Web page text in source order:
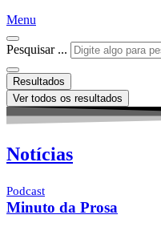
Menu
Pesquisar ...
Resultados
Ver todos os resultados
Notícias
Podcast
Minuto da Prosa